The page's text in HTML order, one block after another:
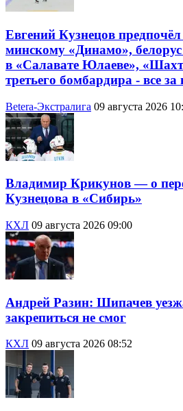
Евгений Кузнецов
минскому «Динамо»,
в «Салавате Юлаеве»,
третьего бомбардира - все за
Betera-Экстралига 09 августа 2026
Владимир Крикунов — о
Кузнецова в «Сибирь»
КХЛ 09 августа 2026 09:00
Андрей Разин: Шипачев
закрепиться не смог
КХЛ 09 августа 2026 08:52